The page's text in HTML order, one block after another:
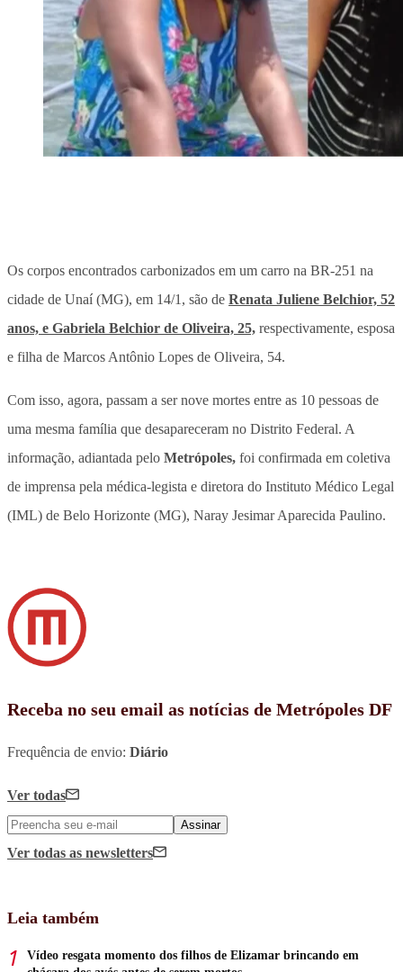
Os corpos encontrados carbonizados em um carro na BR-251 na
cidade de Unaí (MG), em 14/1, são de Renata Juliene Belchior, 52
anos, e Gabriela Belchior de Oliveira, 25, respectivamente, esposa
e filha de Marcos Antônio Lopes de Oliveira, 54.
Com isso, agora, passam a ser nove mortes entre as 10 pessoas de
uma mesma família que desapareceram no Distrito Federal. A
informação, adiantada pelo Metrópoles, foi confirmada em coletiva
de imprensa pela médica-legista e diretora do Instituto Médico Legal
(IML) de Belo Horizonte (MG), Naray Jesimar Aparecida Paulino.
Receba no seu email as notícias de Metrópoles DF
Frequência de envio: Diário
Ver todas
Assinar
Ver todas as newsletters
Leia também
Vídeo resgata momento dos filhos de Elizamar brincando em